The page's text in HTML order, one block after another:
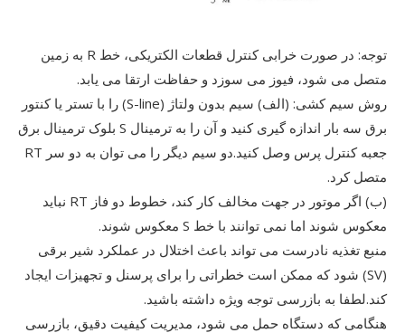
توجه: در صورت خرابی کنترل قطعات الکتریکی، خط R به زمین
متصل می شود، فیوز می سوزد و حفاظت ارتقا می یابد.
روش سیم کشی: (الف) سیم بدون ولتاژ (S-line) را با تستر یا کنتور
برق سه بار اندازه گیری کنید و آن را به ترمینال S بلوک ترمینال برق
جعبه کنترل پرس وصل کنید.دو سیم دیگر را می توان به دو سر RT
متصل کرد.
(ب) اگر موتور در جهت مخالف کار کند، خطوط دو فاز RT نباید
معکوس شوند اما نمی توانند با خط S معکوس شوند.
منبع تغذیه نادرست می تواند باعث اختلال در عملکرد شیر برقی
(SV) شود که ممکن است خطراتی را برای پرسنل و تجهیزات ایجاد
کند.لطفا به بازرسی توجه ویژه داشته باشید.
هنگامی که دستگاه حمل می شود، مدیریت کیفیت دقیق، بازرسی